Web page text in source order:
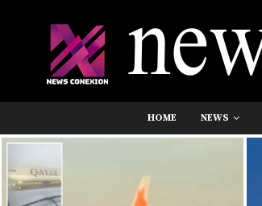
HOME NEWS